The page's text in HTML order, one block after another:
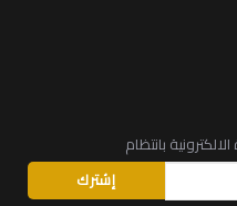
بانتظام